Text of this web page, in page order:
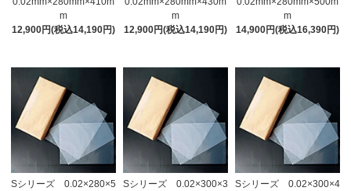
m
12,900円(税込14,190円)
m
12,900円(税込14,190円)
m
14,900円(税込16,390円)
Sシリーズ 0.02×280×5
Sシリーズ 0.02×300×3
Sシリーズ 0.02×300×4